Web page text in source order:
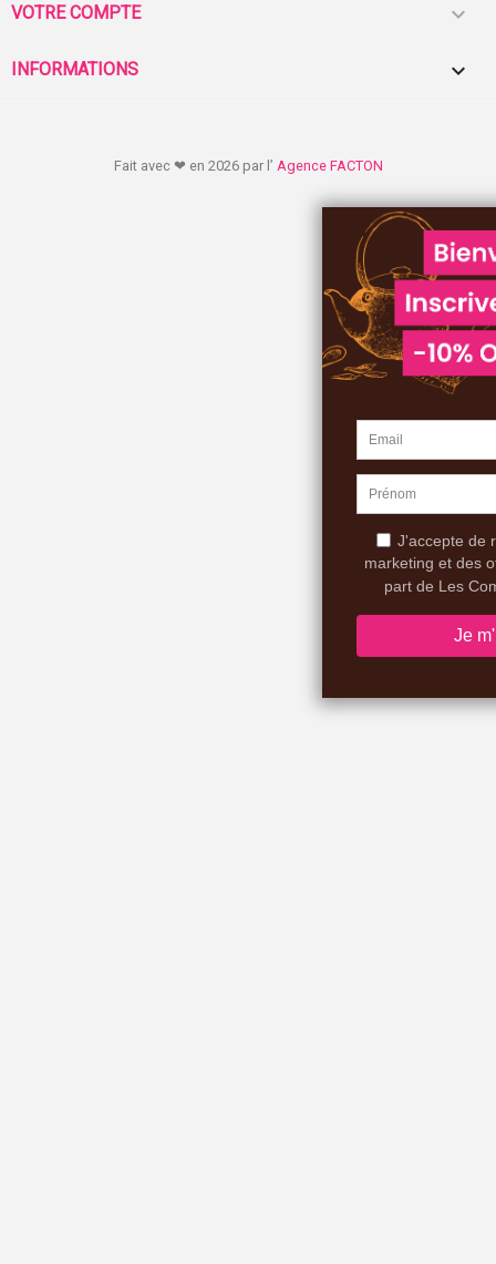
VOTRE COMPTE 
INFORMATIONS keyboard_arrow_down
Fait avec ❤ en 2026 par l’ Agence FACTON